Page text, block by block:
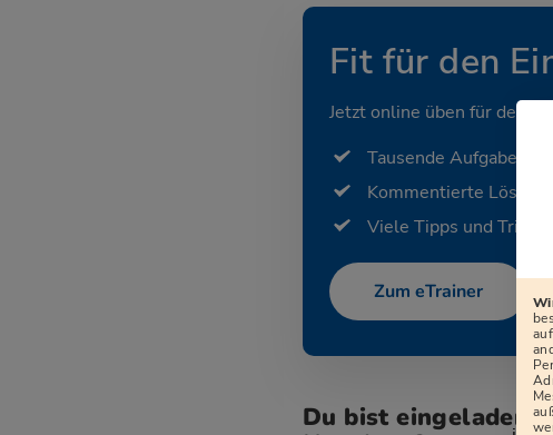
Fit für den
Jetzt online üben für deinen
Tausende Aufgaben
Kommentierte
Viele Tipps und Tricks
Zum eTrainer
Du bist eingeladen